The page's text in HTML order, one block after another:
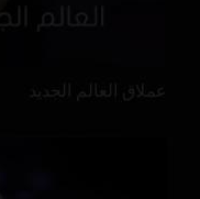
عملاق العالم الجديد